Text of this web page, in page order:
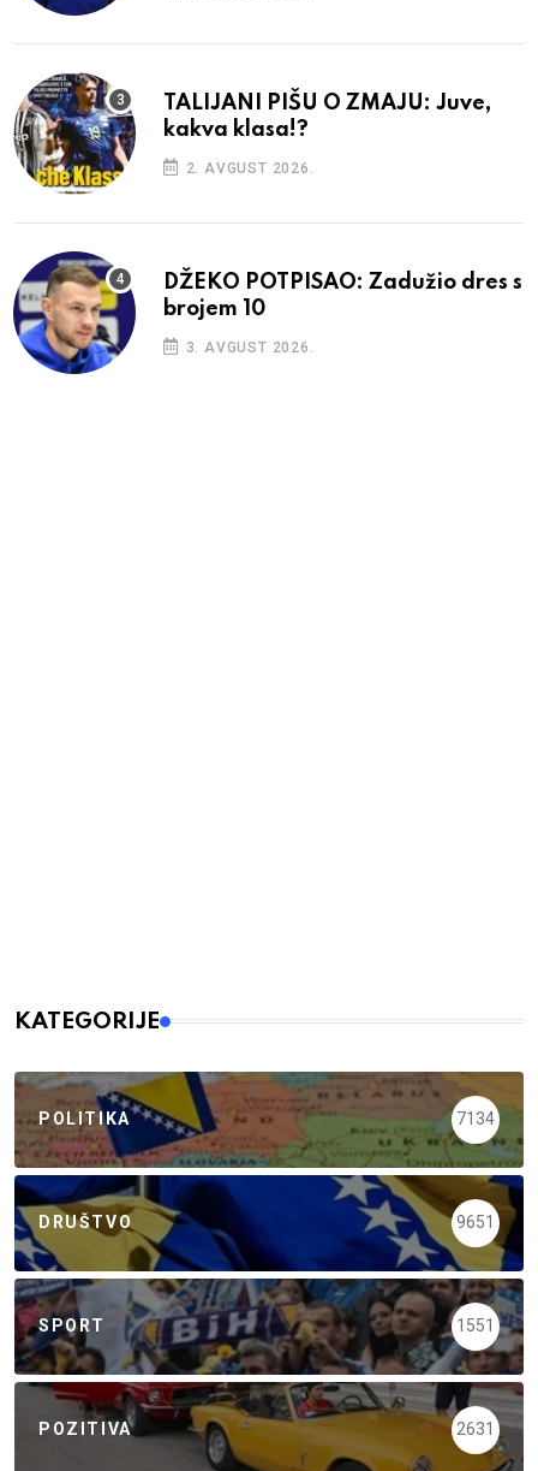
TALIJANI PIŠU O ZMAJU: Juve,
kakva klasa!?
2. AVGUST 2026.
DŽEKO POTPISAO: Zadužio dres s
brojem 10
3. AVGUST 2026.
KATEGORIJE
POLITIKA 7134
DRUŠTVO 9651
SPORT 1551
POZITIVA 2631